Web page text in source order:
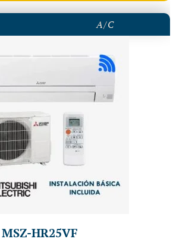
A/C
MSZ-HR25VF